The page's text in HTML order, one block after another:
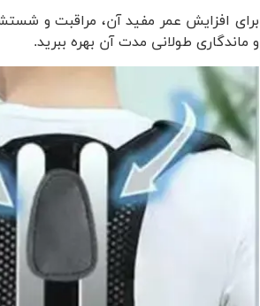
برای افزایش عمر مفید آن، مراقبت و
و ماندگاری طولانی مدت آن بهره ببرید.